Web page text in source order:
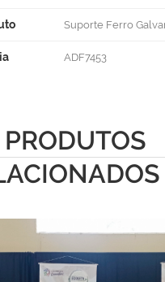
Suporte Ferro
ADF7453
PRODUTOS